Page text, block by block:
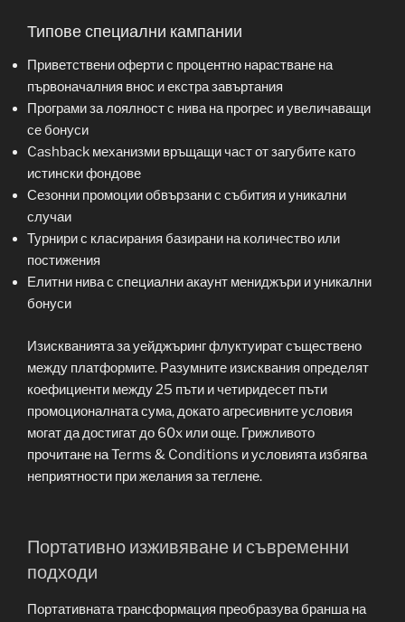
Типове специални кампании
Приветствени оферти с процентно нарастване на
първоначалния внос и екстра завъртания
Програми за лоялност с нива на прогрес и увеличаващи
се бонуси
Cashback механизми връщащи част от загубите като
истински фондове
Сезонни промоции обвързани с събития и уникални
случаи
Турнири с класирания базирани на количество или
постижения
Елитни нива с специални акаунт мениджъри и уникални
бонуси
Изискванията за уейджъринг флуктуират съществено
между платформите. Разумните изисквания определят
коефициенти между 25 пъти и четиридесет пъти
промоционалната сума, докато агресивните условия
могат да достигат до 60x или още. Грижливото
прочитане на Terms & Conditions и условията избягва
неприятности при желания за теглене.
Портативно изживяване и съвременни
подходи
Портативната трансформация преобразува бранша на